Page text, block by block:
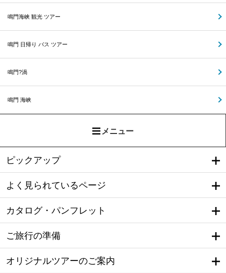
鳴門海峡 観光 ツアー
鳴門 日帰り バス ツアー
鳴門?渦
鳴門 海峡
メニュー
ピックアップ
よく見られているページ
カタログ・パンフレット
ご旅行の準備
オリジナルツアーのご案内